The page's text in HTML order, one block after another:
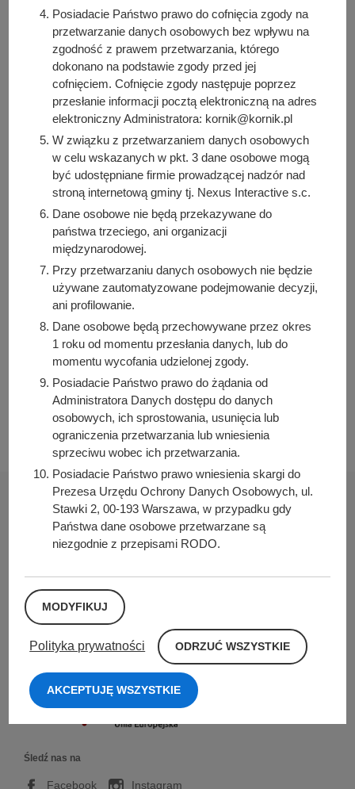
Gdzie?
Kórnickie Centrum Rekreacji i Sportu OAZA
Strona internetowa
https://www.oaza.kornik.pl/
Autor wpisu
Zgłoszone wydarzenie
Podziel się z innymi:
Facebook
E-mail
POKAŻ CAŁE KALENDARIUM
ZAPROPONUJ WYDARZENIE
Pl. Niepodległości 1
62-035 Kórnik
Nr konta bankowego:
26 9076 0008 2001 0000 0215 0002
Sprawdź także
Śledź nas na
Facebook Instagram
Posiadacie Państwo prawo do cofnięcia zgody na
przetwarzanie danych osobowych bez wpływu na
zgodność z prawem przetwarzania, którego
dokonano na podstawie zgody przed jej
cofnięciem. Cofnięcie zgody następuje poprzez
przesłanie informacji pocztą elektroniczną na adres
elektroniczny Administratora: kornik@kornik.pl
W związku z przetwarzaniem danych osobowych
w celu wskazanych w pkt. 3 dane osobowe mogą
być udostępniane firmie prowadzącej nadzór nad
stroną internetową gminy tj. Nexus Interactive s.c.
Dane osobowe nie będą przekazywane do
państwa trzeciego, ani organizacji
międzynarodowej.
Przy przetwarzaniu danych osobowych nie będzie
używane zautomatyzowane podejmowanie decyzji,
ani profilowanie.
Dane osobowe będą przechowywane przez okres
1 roku od momentu przesłania danych, lub do
momentu wycofania udzielonej zgody.
Posiadacie Państwo prawo do żądania od
Administratora Danych dostępu do danych
osobowych, ich sprostowania, usunięcia lub
ograniczenia przetwarzania lub wniesienia
sprzeciwu wobec ich przetwarzania.
Posiadacie Państwo prawo wniesienia skargi do
Prezesa Urzędu Ochrony Danych Osobowych, ul.
Stawki 2, 00-193 Warszawa, w przypadku gdy
Państwa dane osobowe przetwarzane są
niezgodnie z przepisami RODO.
MODYFIKUJ
Polityka prywatności ODRZUĆ WSZYSTKIE
AKCEPTUJĘ WSZYSTKIE